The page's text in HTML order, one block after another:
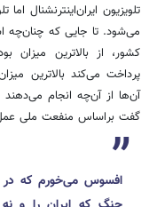
تلویزیون ایران‌اینترنشنال
می‌شود. تا جایی که چنان‌چه
کشور، از بالاترین
پرداخت می‌کند بالاترین
آن‌ها از آن‌چه انجام
گفت براساس منفعت ملی
افسوس می‌خورم که در